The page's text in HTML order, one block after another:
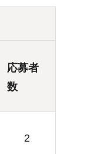
応募者
数
2